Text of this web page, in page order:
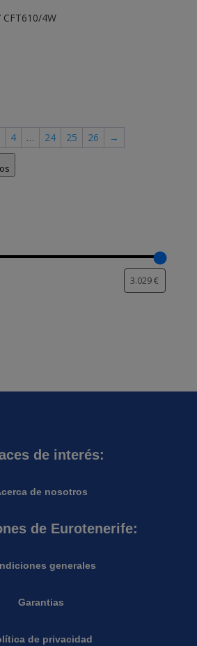
CFT610/4W
4 … 24 25 26 →
de interés:
de nosotros
de Eurotenerife:
generales
Garantias
de privacidad